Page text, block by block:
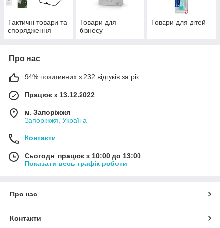
Тактичні товари та
спорядження
Товари для
бізнесу
Товари для дітей
Про нас
94% позитивних з 232 відгуків за рік
Працює з 13.12.2022
м. Запоріжжя
Запоріжжя, Україна
Контакти
Сьогодні працює з 10:00 до 13:00
Показати весь графік роботи
Про нас
Контакти